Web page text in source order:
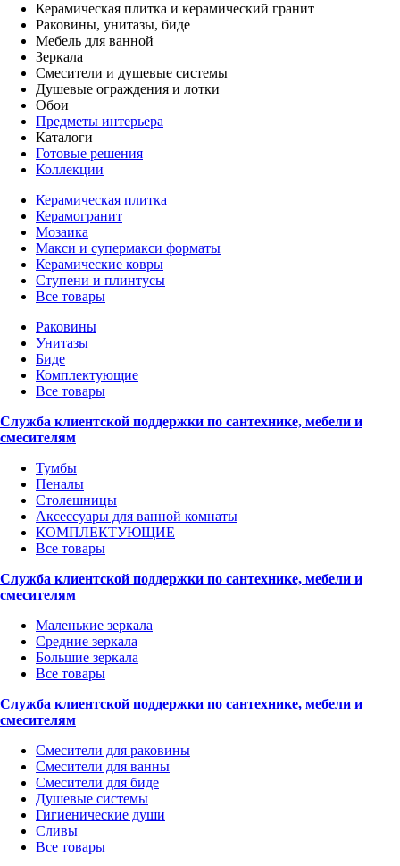
Керамическая плитка и керамический гранит
Раковины, унитазы, биде
Мебель для ванной
Зеркала
Смесители и душевые системы
Душевые ограждения и лотки
Обои
Предметы интерьера
Каталоги
Готовые решения
Коллекции
Керамическая плитка
Керамогранит
Мозаика
Макси и супермакси форматы
Керамические ковры
Ступени и плинтусы
Все товары
Раковины
Унитазы
Биде
Комплектующие
Все товары
Служба клиентской поддержки по сантехнике, мебели и
смесителям
Тумбы
Пеналы
Столешницы
Аксессуары для ванной комнаты
КОМПЛЕКТУЮЩИЕ
Все товары
Служба клиентской поддержки по сантехнике, мебели и
смесителям
Маленькие зеркала
Средние зеркала
Большие зеркала
Все товары
Служба клиентской поддержки по сантехнике, мебели и
смесителям
Смесители для раковины
Смесители для ванны
Смесители для биде
Душевые системы
Гигиенические души
Сливы
Все товары